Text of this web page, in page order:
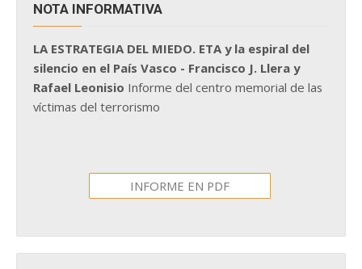
NOTA INFORMATIVA
LA ESTRATEGIA DEL MIEDO. ETA y la espiral del
silencio en el País Vasco - Francisco J. Llera y
Rafael Leonisio Informe del centro memorial de las
víctimas del terrorismo
INFORME EN PDF